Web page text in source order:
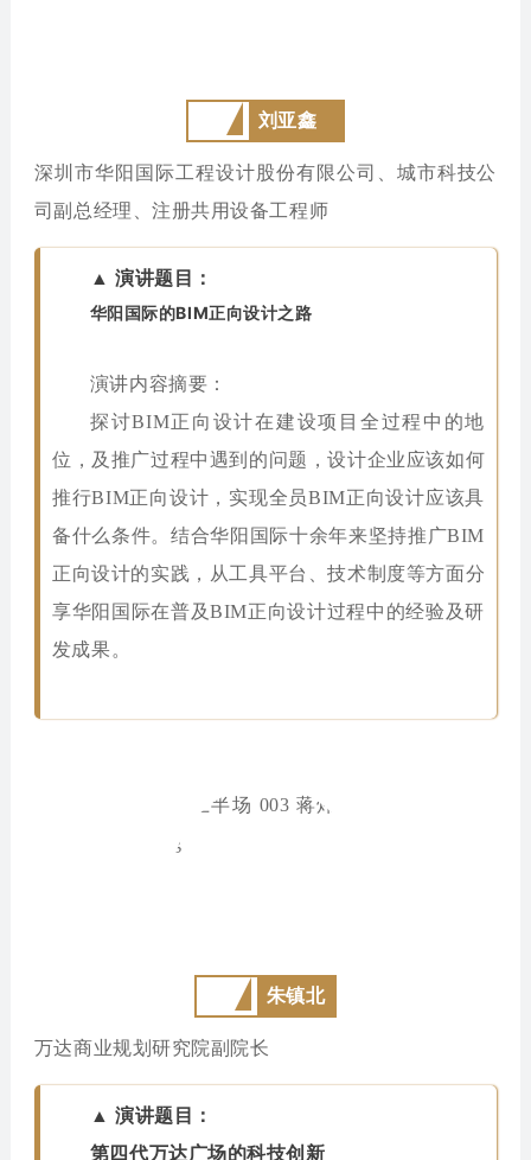
刘亚鑫
深圳市华阳国际工程设计股份有限公司、城市科技公
司副总经理、注册共用设备工程师
▲ 演讲题目：
华阳国际的BIM正向设计之路
演讲内容摘要：
探讨BIM正向设计在建设项目全过程中的地
位，及推广过程中遇到的问题，设计企业应该如何
推行BIM正向设计，实现全员BIM正向设计应该具
备什么条件。结合华阳国际十余年来坚持推广BIM
正向设计的实践，从工具平台、技术制度等方面分
享华阳国际在普及BIM正向设计过程中的经验及研
发成果。
朱镇北
万达商业规划研究院副院长
▲ 演讲题目：
第四代万达广场的科技创新